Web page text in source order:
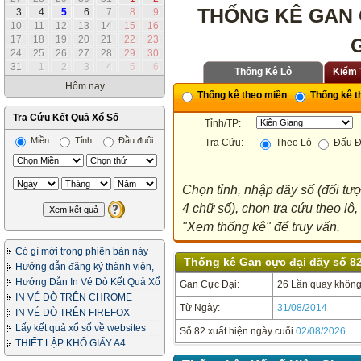
3
4 5 6 7 8
9
10
11 12 13 14 15
16
17
18 19 20 21 22
23
24
25 26 27 28 29
30
31
1 2 3 4 5
6
Hôm nay
Tra Cứu Kết Quả Xổ Số
Miền Tỉnh Đầu đuôi
Có gì mới trong phiên bản này
Hướng dẫn đăng ký thành viên,
in vé dò
Hướng Dẫn In Vé Dò Kết Quả Xổ
SốIN VÉ DÒ TRÊN CHROME
IN VÉ DÒ TRÊN FIREFOX
Lấy kết quả xổ số về websites
của bạn
THIẾT LẬP KHỔ GIẤY A4
THỐNG KÊ
Thống Kê Lô Kiểm
Thống kê theo miền Thống kê
Tỉnh/TP:
Tra Cứu:
Theo Lô Đấu
Chọn tỉnh, nhập dãy số (đối
4 chữ số), chọn tra cứu theo
"Xem thống kê" để truy vấn.
Thống kê Gan cực đại dãy số
Gan Cực Đại: 26 Lần quay
Từ Ngày: 31/08/2014
Số 82 xuất hiện ngày cuối 02/08/2026